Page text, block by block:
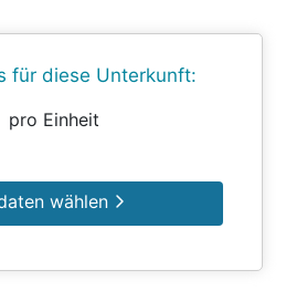
für diese Unterkunft:
pro Einheit
wählen